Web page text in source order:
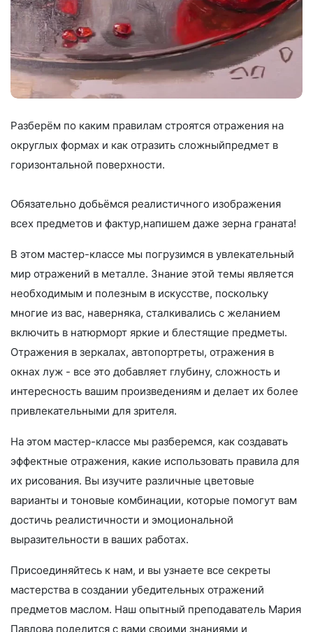
Разберём по каким правилам строятся отражения на
округлых формах и как отразить сложныйпредмет в
горизонтальной поверхности.
Обязательно добьёмся реалистичного изображения
всех предметов и фактур,напишем даже зерна граната!
В этом мастер-классе мы погрузимся в увлекательный
мир отражений в металле. Знание этой темы является
необходимым и полезным в искусстве, поскольку
многие из вас, наверняка, сталкивались с желанием
включить в натюрморт яркие и блестящие предметы.
Отражения в зеркалах, автопортреты, отражения в
окнах луж - все это добавляет глубину, сложность и
интересность вашим произведениям и делает их более
привлекательными для зрителя.
На этом мастер-классе мы разберемся, как создавать
эффектные отражения, какие использовать правила для
их рисования. Вы изучите различные цветовые
варианты и тоновые комбинации, которые помогут вам
достичь реалистичности и эмоциональной
выразительности в ваших работах.
Присоединяйтесь к нам, и вы узнаете все секреты
мастерства в создании убедительных отражений
предметов маслом. Наш опытный преподаватель Мария
Павлова поделится с вами своими знаниями и